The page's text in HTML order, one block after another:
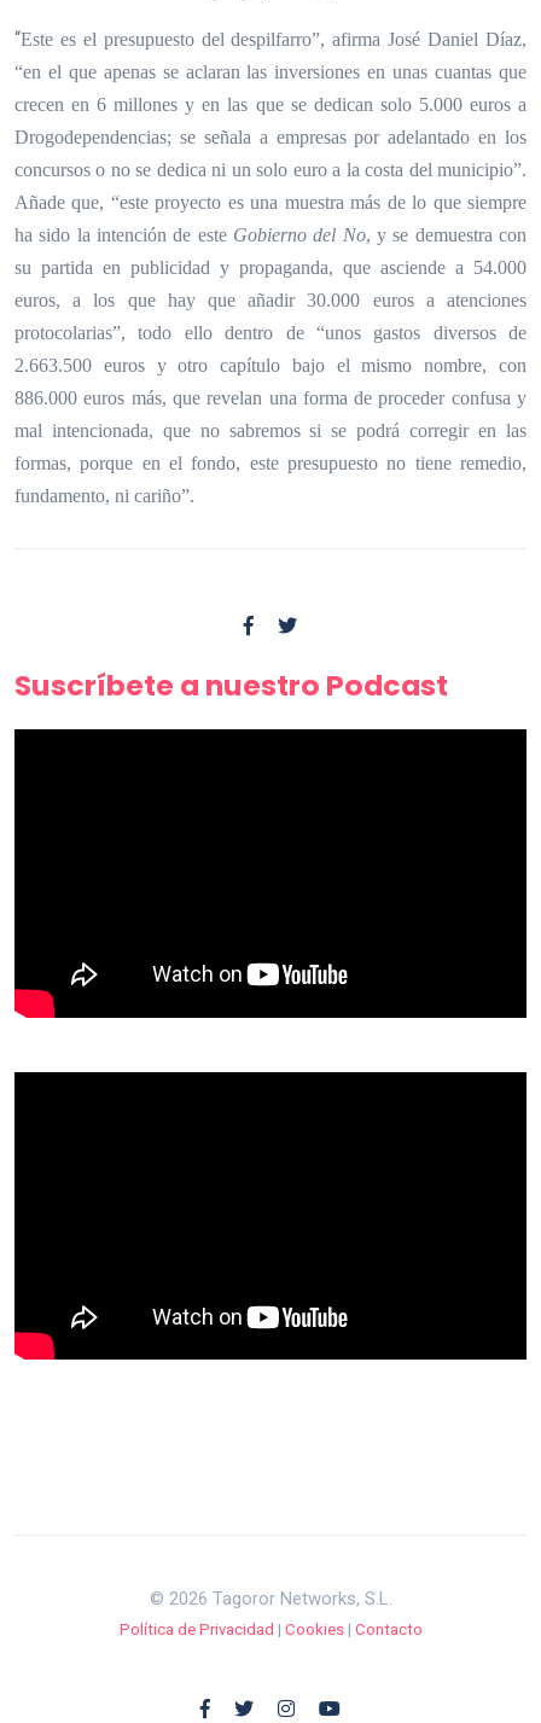
“Este es el presupuesto del despilfarro”, afirma José Daniel Díaz,
“en el que apenas se aclaran las inversiones en unas cuantas que
crecen en 6 millones y en las que se dedican solo 5.000 euros a
Drogodependencias; se señala a empresas por adelantado en los
concursos o no se dedica ni un solo euro a la costa del municipio”.
Añade que, “este proyecto es una muestra más de lo que siempre
ha sido la intención de este Gobierno del No, y se demuestra con
su partida en publicidad y propaganda, que asciende a 54.000
euros, a los que hay que añadir 30.000 euros a atenciones
protocolarias”, todo ello dentro de “unos gastos diversos de
2.663.500 euros y otro capítulo bajo el mismo nombre, con
886.000 euros más, que revelan una forma de proceder confusa y
mal intencionada, que no sabremos si se podrá corregir en las
formas, porque en el fondo, este presupuesto no tiene remedio,
fundamento, ni cariño”.
Suscríbete a nuestro Podcast
© 2026 Tagoror Networks, S.L.
Política de Privacidad | Cookies| Contacto